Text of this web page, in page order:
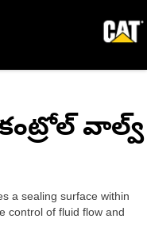
వాల్వ్
a sealing surface within
control of fluid flow and